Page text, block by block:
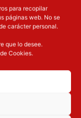
para recopilar
páginas web. No se
carácter personal.
que lo desee.
Cookies.
QUE TE
El precio original era: 129.90€.
El precio actual es: 110.41€.